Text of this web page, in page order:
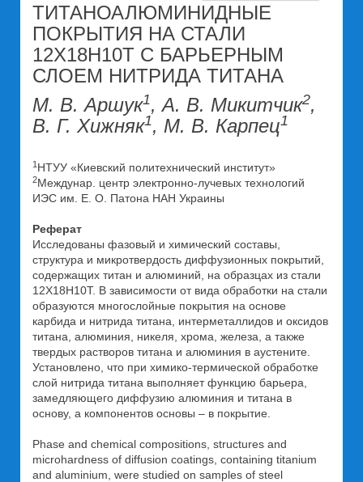
ТИТАНОАЛЮМИНИДНЫЕ
ПОКРЫТИЯ НА СТАЛИ
12Х18Н10Т С БАРЬЕРНЫМ
СЛОЕМ НИТРИДА ТИТАНА
М. В. Аршук1, А. В. Микитчик2,
В. Г. Хижняк1, М. В. Карпец1
1 НТУУ «Киевский политехнический институт»
2Междунар. центр электронно-лучевых технологий
ИЭС им. Е. О. Патона НАН Украины
Реферат
Исследованы фазовый и химический составы,
структура и микротвердость диффузионных покрытий,
содержащих титан и алюминий, на образцах из стали
12Х18Н10Т. В зависимости от вида обработки на стали
образуются многослойные покрытия на основе
карбида и нитрида титана, интерметаллидов и оксидов
титана, алюминия, никеля, хрома, железа, а также
твердых растворов титана и алюминия в аустените.
Установлено, что при химико-термической обработке
слой нитрида титана выполняет функцию барьера,
замедляющего диффузию алюминия и титана в
основу, а компонентов основы – в покрытие.
Phase and chemical compositions, structures and
microhardness of diffusion coatings, containing titanium
and aluminium, were studied on samples of steel